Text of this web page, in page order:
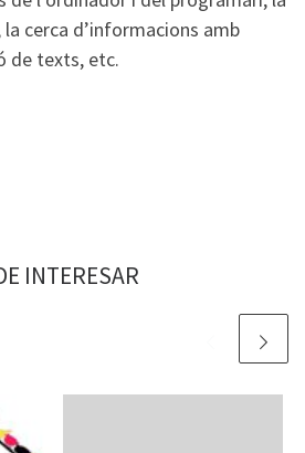
cerca d’informacions amb
de texts, etc.
INTERESAR